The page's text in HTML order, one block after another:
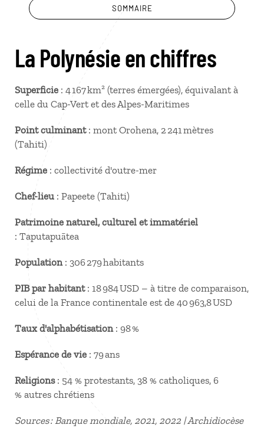
SOMMAIRE
La Polynésie en chiffres
Superficie : 4 167 km² (terres émergées), équivalant à
celle du Cap-Vert et des Alpes-Maritimes
Point culminant : mont Orohena, 2 241 mètres
(Tahiti)
Régime : collectivité d'outre-mer
Chef-lieu : Papeete (Tahiti)
Patrimoine naturel, culturel et immatériel
: Taputapuātea
Population: 306 279 habitants
PIB par habitant: 18 984 USD – à titre de comparaison,
celui de la France continentale est de 40 963,8 USD
Taux d'alphabétisation: 98 %
Espérance de vie : 79 ans
Religions : 54 % protestants, 38 % catholiques, 6
% autres chrétiens
Sources : Banque mondiale, 2021, 2022 | Archidiocèse